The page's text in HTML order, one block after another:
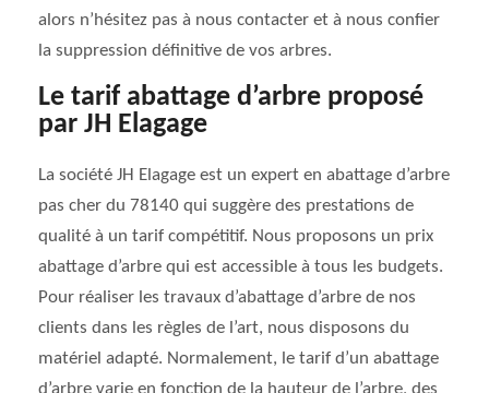
alors n’hésitez pas à nous contacter et à nous confier
la suppression définitive de vos arbres.
Le tarif abattage d’arbre proposé
par JH Elagage
La société JH Elagage est un expert en abattage d’arbre
pas cher du 78140 qui suggère des prestations de
qualité à un tarif compétitif. Nous proposons un prix
abattage d’arbre qui est accessible à tous les budgets.
Pour réaliser les travaux d’abattage d’arbre de nos
clients dans les règles de l’art, nous disposons du
matériel adapté. Normalement, le tarif d’un abattage
d’arbre varie en fonction de la hauteur de l’arbre, des